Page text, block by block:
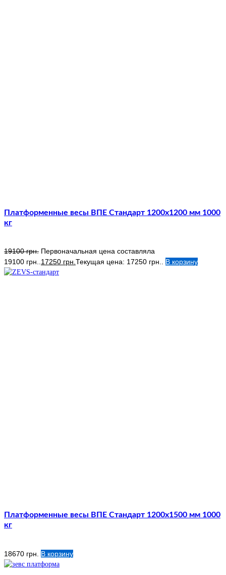
Платформенные весы ВПЕ Стандарт 1200х1200 мм 1000
кг
19100грн. Первоначальная цена составляла
19100 грн..17250 грн.Текущая цена: 17250 грн.. В корзину
Платформенные весы ВПЕ Стандарт 1200х1500 мм 1000
кг
18670 грн. В корзину